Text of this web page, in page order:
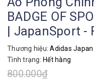
BADGE OF
| JapanSport -
Thương hiệu: Adidas Japan
Tình trạng: Hết hàng
800.000₫